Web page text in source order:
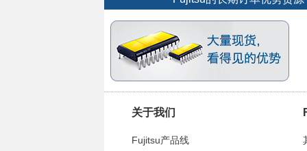
关于我们
Fujitsu产品线